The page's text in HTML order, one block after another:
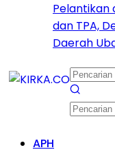
Pelantikan
dan TPA,
Daerah
APH